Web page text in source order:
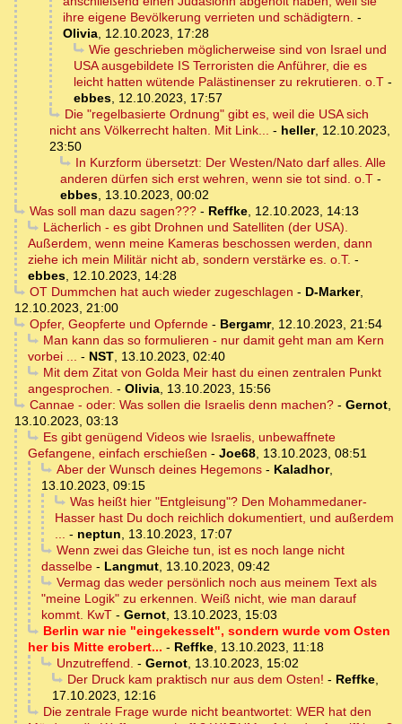
ihre eigene Bevölkerung verrieten und schädigtern. -
Olivia, 12.10.2023, 17:28
Wie geschrieben möglicherweise sind von Israel und
USA ausgebildete IS Terroristen die Anführer, die es
leicht hatten wütende Palästinenser zu rekrutieren. o.T -
ebbes, 12.10.2023, 17:57
Die "regelbasierte Ordnung" gibt es, weil die USA sich
nicht ans Völkerrecht halten. Mit Link... - heller, 12.10.2023,
23:50
In Kurzform übersetzt: Der Westen/Nato darf alles. Alle
anderen dürfen sich erst wehren, wenn sie tot sind. o.T -
ebbes, 13.10.2023, 00:02
Was soll man dazu sagen???- Reffke, 12.10.2023, 14:13
Lächerlich - es gibt Drohnen und Satelliten (der USA).
Außerdem, wenn meine Kameras beschossen werden, dann
ziehe ich mein Militär nicht ab, sondern verstärke es. o.T. -
ebbes, 12.10.2023, 14:28
OT Dummchen hat auch wieder zugeschlagen - D-Marker,
12.10.2023, 21:00
Opfer, Geopferte und Opfernde- Bergamr, 12.10.2023, 21:54
Man kann das so formulieren - nur damit geht man am Kern
vorbei ... - NST, 13.10.2023, 02:40
Mit dem Zitat von Golda Meir hast du einen zentralen Punkt
angesprochen. - Olivia, 13.10.2023, 15:56
Cannae - oder: Was sollen die Israelis denn machen?- Gernot,
13.10.2023, 03:13
Es gibt genügend Videos wie Israelis, unbewaffnete
Gefangene, einfach erschießen - Joe68, 13.10.2023, 08:51
Aber der Wunsch deines Hegemons- Kaladhor,
13.10.2023, 09:15
Was heißt hier "Entgleisung"? Den Mohammedaner-
Hasser hast Du doch reichlich dokumentiert, und außerdem
... - neptun, 13.10.2023, 17:07
Wenn zwei das Gleiche tun, ist es noch lange nicht
dasselbe - Langmut, 13.10.2023, 09:42
Vermag das weder persönlich noch aus meinem Text als
"meine Logik" zu erkennen. Weiß nicht, wie man darauf
kommt. KwT - Gernot, 13.10.2023, 15:03
Berlin war nie "eingekesselt", sondern wurde vom Osten
her bis Mitte erobert... - Reffke, 13.10.2023, 11:18
Unzutreffend. - Gernot, 13.10.2023, 15:02
Der Druck kam praktisch nur aus dem Osten! - Reffke,
17.10.2023, 12:16
Die zentrale Frage wurde nicht beantwortet: WER hat den